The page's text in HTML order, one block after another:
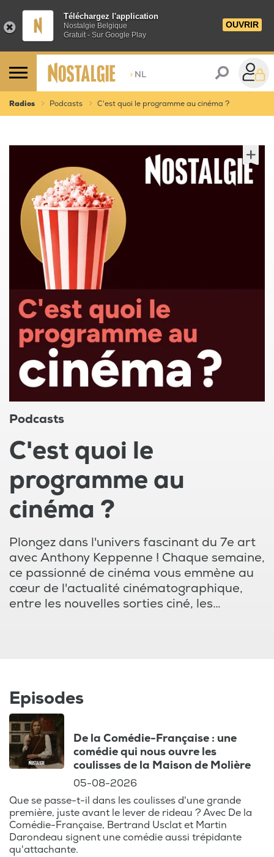
Téléchargez l'application
Nostalgie Belgique
Gratuit - Sur Google Play
OUVRIR
> NL
Radios Podcasts C'est quoi le programme au cinéma ?
Podcasts
C'est quoi le
programme au
cinéma ?
Plongez dans l'univers fascinant du 7e art
avec Anthony Keppenne ! Chaque semaine,
ce passionné de cinéma vous emmène au
cœur de l'actualité cinématographique,
entre les nouvelles sorties ciné, les
podcast est votre rendez-vous
incontournable pour ne rien manquer du
programme des salles de cinéma.
Explorez également les coulisses des plus
grands studios comme Disney, Amazon ou
HBO, et découvrez les secrets des
réalisateurs et des acteurs qui façonnent
le paysage cinématographique mondial.
Ce podcast est aussi l'occasion de recevoir
des conseils avisés pour choisir vos
Episodes
De la Comédie-Française : une
comédie qui nous ouvre les
coulisses de la Maison de Molière
05-08-2026
Que se passe-t-il dans les coulisses d'une grande
première, juste avant le lever de rideau ? Avec De la
Comédie-Française, Bertrand Usclat et Martin
Darondeau signent une comédie aussi trépidante
qu'attachante.